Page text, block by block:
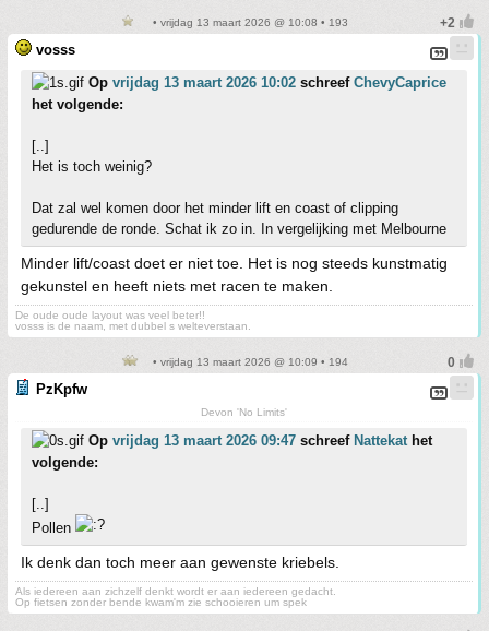
• vrijdag 13 maart 2026 @ 10:08 • 193
vosss
Op vrijdag 13 maart 2026 10:02 schreef ChevyCaprice
het volgende:
[..]
Het is toch weinig?
Dat zal wel komen door het minder lift en coast of clipping
gedurende de ronde. Schat ik zo in. In vergelijking met Melbourne
Minder lift/coast doet er niet toe. Het is nog steeds kunstmatig
gekunstel en heeft niets met racen te maken.
De oude oude layout was veel beter!!
vosss is de naam, met dubbel s welteverstaan.
• vrijdag 13 maart 2026 @ 10:09 • 194
PzKpfw
Devon 'No Limits'
Op vrijdag 13 maart 2026 09:47 schreef Nattekathet
volgende:
[..]
Pollen
Ik denk dan toch meer aan gewenste kriebels.
Als iedereen aan zichzelf denkt wordt er aan iedereen gedacht.
Op fietsen zonder bende kwam'm zie schooieren um spek